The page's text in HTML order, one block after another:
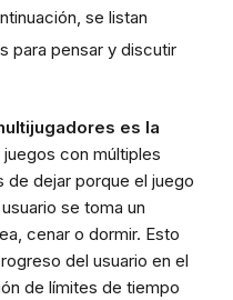
se listan
para pensar y discutir
es la
juegos con múltiples
de dejar porque el juego
se toma un
cenar o dormir. Esto
del usuario en el
de límites de tiempo